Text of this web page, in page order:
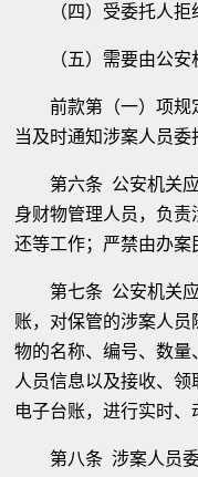
（四）受委托人拒绝
（五）需要由公安
前款第（一）项规
当及时通知涉案人员委
第六条 公安机关应
身财物管理人员，负
还等工作；严禁由办案
第七条 公安机关应
账，对保管的涉案人
物的名称、编号、数
人员信息以及接收、
电子台账，进行实时、
第八条 涉案人员委